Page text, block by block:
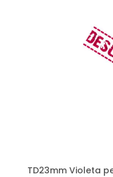
TD23mm Violeta